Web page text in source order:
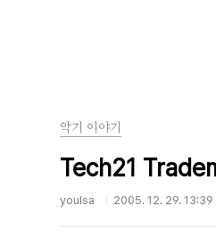
악기 이야기
Tech21
youlsa 2005. 12. 29. 13:39